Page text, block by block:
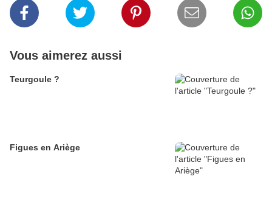
Vous aimerez aussi
Teurgoule ?
Figues en Ariège